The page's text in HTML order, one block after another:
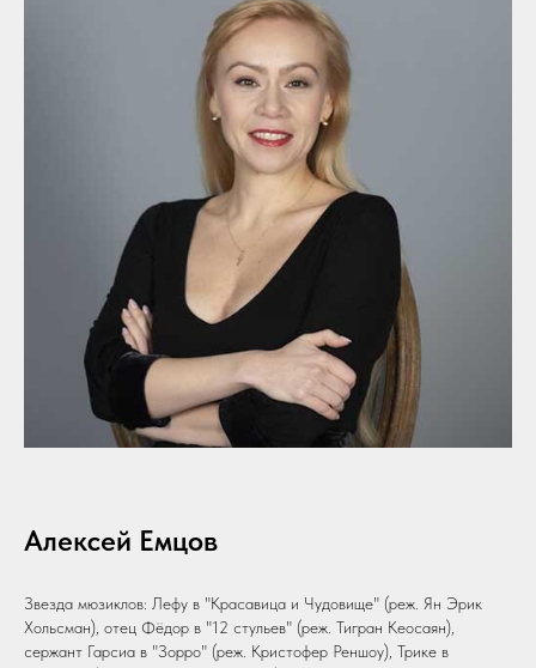
Алексей Емцов
Звезда мюзиклов: Лефу в "Красавица и Чудовище" (реж. Ян Эрик
Хольсман), отец Фёдор в "12 стульев" (реж. Тигран Кеосаян),
сержант Гарсиа в "Зорро" (реж. Кристофер Реншоу), Трике в